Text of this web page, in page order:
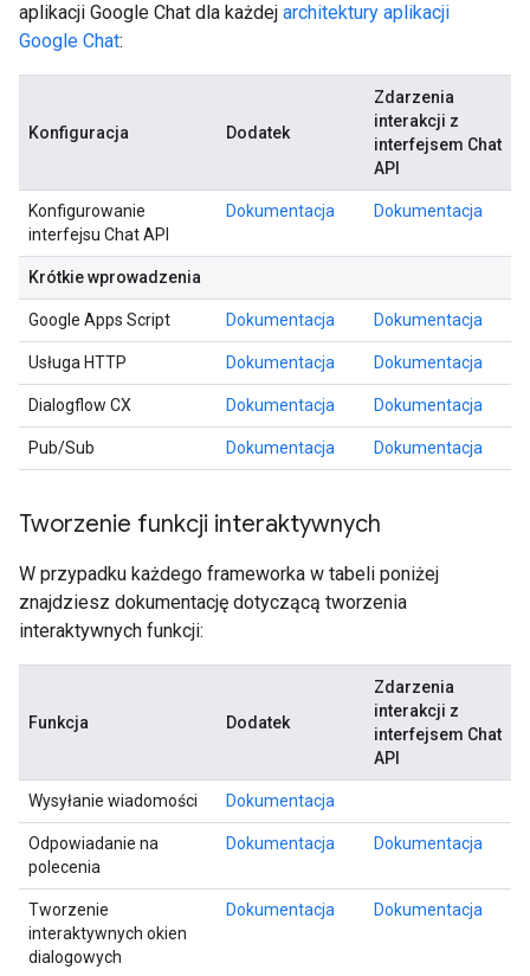
aplikacji Google Chat dla każdej architektury aplikacji
Google Chat:
Konfiguracja Dodatek
Zdarzenia
interakcji z
interfejsem Chat
API
Konfigurowanie
interfejsu Chat API
Dokumentacja Dokumentacja
Krótkie wprowadzenia
Google Apps Script Dokumentacja Dokumentacja
Usługa HTTP Dokumentacja Dokumentacja
Dialogflow CX Dokumentacja Dokumentacja
Pub/Sub Dokumentacja Dokumentacja
Tworzenie funkcji interaktywnych
W przypadku każdego frameworka w tabeli poniżej
znajdziesz dokumentację dotyczącą tworzenia
interaktywnych funkcji:
Funkcja Dodatek
Zdarzenia
interakcji z
interfejsem Chat
API
Wysyłanie wiadomości Dokumentacja
Odpowiadanie na
polecenia
Dokumentacja Dokumentacja
Tworzenie
interaktywnych okien
dialogowych
Dokumentacja Dokumentacja